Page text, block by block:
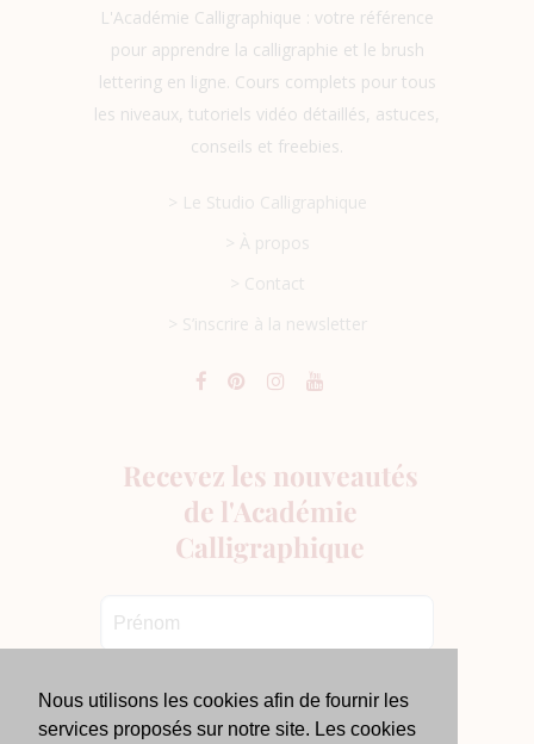
L'Académie Calligraphique : votre référence
pour apprendre la calligraphie et le brush
lettering en ligne. Cours complets pour tous
les niveaux, tutoriels vidéo détaillés, astuces,
conseils et freebies.
> Le Studio Calligraphique
> À propos
> Contact
> S’inscrire à la newsletter
Nous utilisons les cookies afin de fournir les
services proposés sur notre site. Les cookies